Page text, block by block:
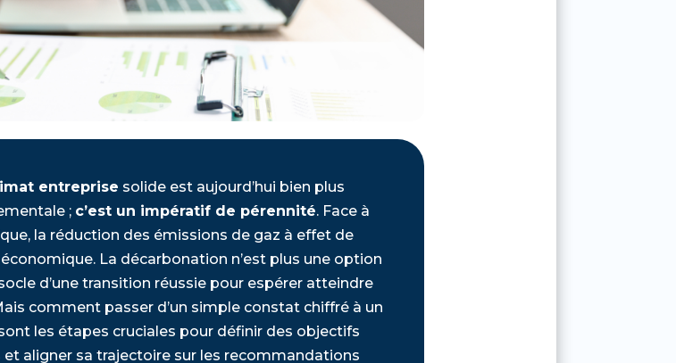
entreprise solide est aujourd’hui bien plus
; c’est un impératif de pérennité. Face à
la réduction des émissions de gaz à effet de
La décarbonation n’est plus une option
d’une transition réussie pour espérer atteindre
comment passer d’un simple constat chiffré à un
les étapes cruciales pour définir des objectifs
aligner sa trajectoire sur les recommandations